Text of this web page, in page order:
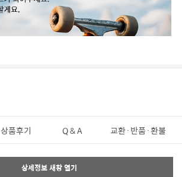
상품후기 Q & A 교환·반품·환불
상세정보 새창 열기